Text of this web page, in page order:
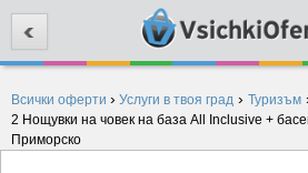
Всички оферти › Услуги в твоя град › Туризъм
2 Нощувки на човек на база All Inclusive +
Приморско